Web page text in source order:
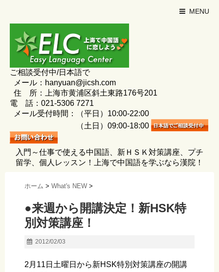
MENU
ご相談受付中/日本語で
メール：hanyuan@jicsh.com
住 所：上海市黄浦区斜土東路176号201
電 話：021-5306 7271
メール受付時間：（平日）10:00-22:00
（土日）09:00-18:00
入門～仕事で使える中国語、新ＨＳＫ対策講座、プチ
留学、個人レッスン！上海で中国語を学ぶなら漢院！
ホーム > What's NEW >
●来週から開講決定！新HSK特
別対策講座！
2012/02/03
2月11日土曜日から新HSK特別対策講座の開講